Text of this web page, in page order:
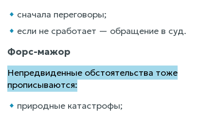
сначала переговоры;
если не сработает — обращение в суд.
Форс-мажор
Непредвиденные обстоятельства тоже
прописываются:
природные катастрофы;